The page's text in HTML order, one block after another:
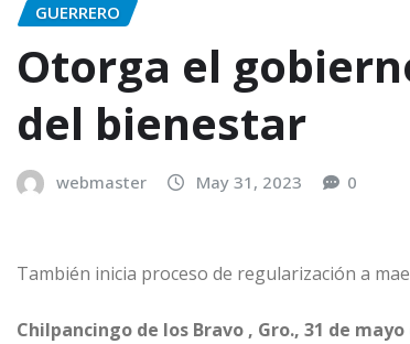
GUERRERO
Otorga el
del bienestar
webmaster May 31, 2023 0
También inicia proceso de regularización a
Chilpancingo de los Bravo , Gro., 31 de mayo